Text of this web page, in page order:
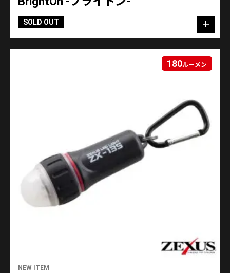
SOLD OUT
NEW ITEM
180ルーメン